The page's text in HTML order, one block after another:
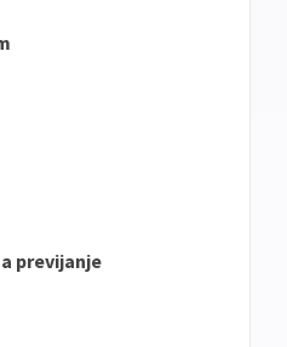
previjanje